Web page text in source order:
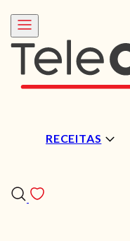
RECEITAS